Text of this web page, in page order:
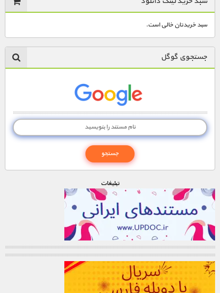
سبد خریدتان خالی است.
جستجوی گوگل
تبليغات